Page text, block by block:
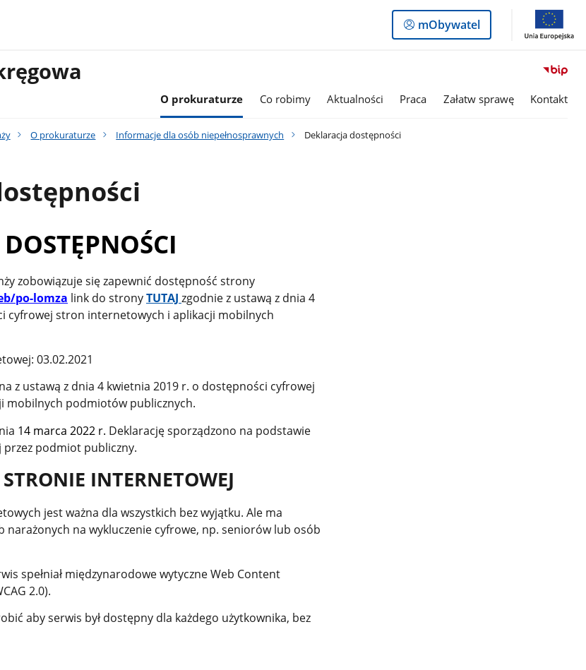
Logowanie
do
mObywatel
O prokuraturze Co robimy Aktualności Praca Załatw sprawę Kontakt
O prokuraturze Informacje dla osób niepełnosprawnych Deklaracja dostępności
zobowiązuje się zapewnić dostępność strony
po-lomza link do stronyTUTAJ zgodnie z ustawą z dnia 4
cyfrowej stron internetowych i aplikacji mobilnych
03.02.2021
z ustawą z dnia 4 kwietnia 2019 r. o dostępności cyfrowej
mobilnych podmiotów publicznych.
14 marca 2022 r. Deklarację sporządzono na podstawie
podmiot publiczny.
INTERNETOWEJ
jest ważna dla wszystkich bez wyjątku. Ale ma
narażonych na wykluczenie cyfrowe, np. seniorów lub osób
spełniał międzynarodowe wytyczne Web Content
2.0).
aby serwis był dostępny dla każdego użytkownika, bez